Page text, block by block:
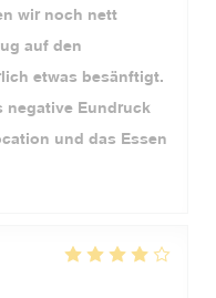
wir noch nett
auf den
etwas besänftigt.
negative Eundruck
und das Essen